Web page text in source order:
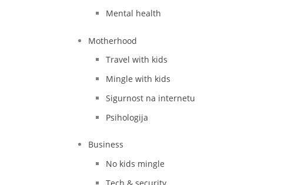
Mental health
Motherhood
Travel with kids
Mingle with kids
Sigurnost na internetu
Psihologija
Business
No kids mingle